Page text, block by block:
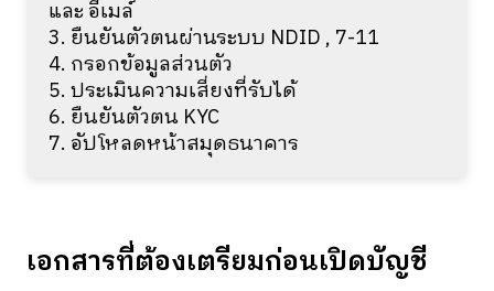
และ อีเมล์
3. ยืนยันตัวตนผ่านระบบ NDID , 7-11
4. กรอกข้อมูลส่วนตัว
5. ประเมินความเสี่ยงที่รับได้
6. ยืนยันตัวตน KYC
7. อัปโหลดหน้าสมุดธนาคาร
เอกสารที่ต้องเตรียมก่อนเปิดบัญชี